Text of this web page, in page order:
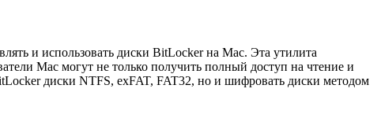
и использовать диски BitLocker на Mac. Эта утилита
Mac могут не только получить полный доступ на чтение и
диски NTFS, exFAT, FAT32, но и шифровать диски методом